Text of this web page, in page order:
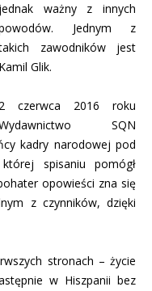
jednak ważny z innych
Jednym z
zawodników jest
Kamil Glik.
2 czerwca 2016 roku
SQN
kadry narodowej pod
spisaniu pomógł
opowieści zna się
z czynników, dzięki
stronach – życie
w Hiszpanii bez